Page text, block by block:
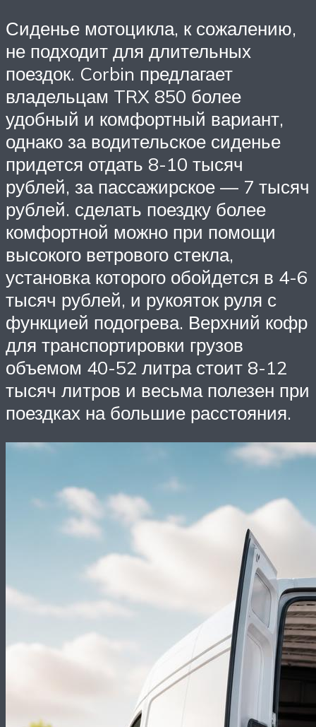
Сиденье мотоцикла, к сожалению,
не подходит для длительных
поездок. Corbin предлагает
владельцам TRX 850 более
удобный и комфортный вариант,
однако за водительское сиденье
придется отдать 8-10 тысяч
рублей, за пассажирское — 7 тысяч
рублей. сделать поездку более
комфортной можно при помощи
высокого ветрового стекла,
установка которого обойдется в 4-6
тысяч рублей, и рукояток руля с
функцией подогрева. Верхний кофр
для транспортировки грузов
объемом 40-52 литра стоит 8-12
тысяч литров и весьма полезен при
поездках на большие расстояния.